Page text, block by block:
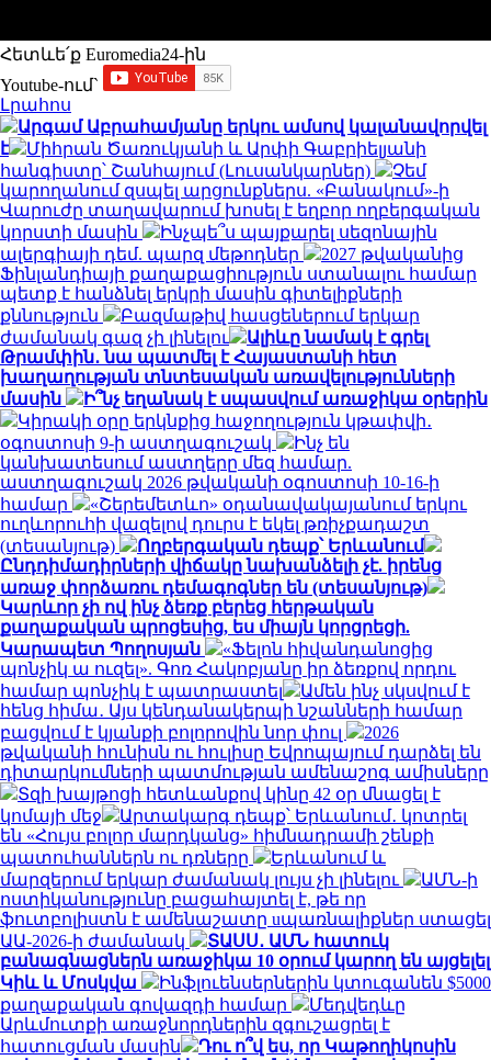
Հետևե՛ք Euromedia24-ին
Youtube-ում`
Լրահոս
Արգամ Աբրահամյանը երկու ամսով կալանավորվել
է
Միհրան Ծառուկյանի և Արփի Գաբրիելյանի
հանգիստը՝ Շանհայում (Լուսանկարներ)
Չեմ
կարողանում զսպել արցունքներս. «Բանակում»-ի
Վարուժը տաղավարում խոսել է եղբոր ողբերգական
կորստի մասին
Ինչպե՞ս պայքարել սեզոնային
ալերգիայի դեմ. պարզ մեթոդներ
2027 թվականից
Ֆինլանդիայի քաղաքացիություն ստանալու համար
պետք է հանձնել երկրի մասին գիտելիքների
քննություն
Բազմաթիվ հասցեներում երկար
ժամանակ գազ չի լինելու
Ալիևը նամակ է գրել
Թրամփին․ նա պատմել է Հայաստանի հետ
խաղաղության տնտեսական առավելությունների
մասին
Ի՞նչ եղանակ է սպասվում առաջիկա օրերին
Կիրակի օրը երկնքից հաջողություն կթափվի․
օգոստոսի 9-ի աստղագուշակ
Ինչ են
կանխատեսում աստղերը մեզ համար.
աստղագուշակ 2026 թվականի օգոստոսի 10-16-ի
համար
«Շերեմետևո» օդանավակայանում երկու
ուղևորուհի վազելով դուրս է եկել թռիչքադաշտ
(տեսանյութ)
Ողբերգական դեպք՝ Երևանում
Ընդդիմադիրների վիճակը նախանձելի չէ. իրենց
առաջ փորձառու դեմագոգներ են (տեսանյութ)
Կարևոր չի ով ինչ ձեռք բերեց հերթական
քաղաքական պրոցեսից, ես միայն կորցրեցի.
Կարապետ Պողոսյան
«Ֆելոն հիվանդանոցից
պոնչիկ ա ուզել». Գոռ Հակոբյանը իր ձեռքով որդու
համար պոնչիկ է պատրաստել
Ամեն ինչ սկսվում է
հենց հիմա․ Այս կենդանակերպի նշանների համար
բացվում է կյանքի բոլորովին նոր փուլ
2026
թվականի հունիսն ու հուլիսը Եվրոպայում դարձել են
դիտարկումների պատմության ամենաշոգ ամիսները
Տզի խայթոցի հետևանքով կինը 42 օր մնացել է
կոմայի մեջ
Արտակարգ դեպք՝ Երևանում․ կոտրել
են «Հույս բոլոր մարդկանց» հիմնադրամի շենքի
պատուհաններն ու դռները
Երևանում և
մարզերում երկար ժամանակ լույս չի լինելու
ԱՄՆ-ի
ոստիկանությունը բացահայտել է, թե որ
ֆուտբոլիստն է ամենաշատը uպառնալիքներ ստացել
ԱԱ-2026-ի ժամանակ
ՏԱՍՍ․ ԱՄՆ հատուկ
բանագնացներն առաջիկա 10 օրում կարող են այցելել
Կիև և Մոսկվա
Ինֆլուենսերներին կտուգանեն $5000
քաղաքական գովազդի համար
Մեդվեդևը
Արևմուտքի առաջնորդներին զգուշացրել է
հատուցման մասին
Դու ո՞վ ես, որ Կաթողիկոսին